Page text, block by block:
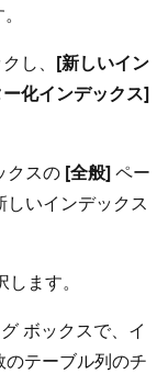
し、 [新しいイン
化インデックス]
クスの [全般]ペー
しいインデックス
します。
ボックスで、イ
テーブル列のチ